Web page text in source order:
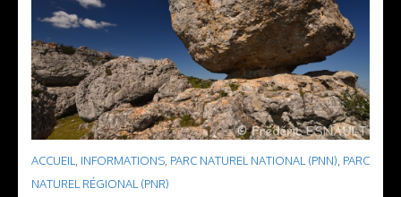
ACCUEIL INFORMATIONS PARC NATUREL NATIONAL (PNN) PARC
NATUREL RÉGIONAL (PNR)